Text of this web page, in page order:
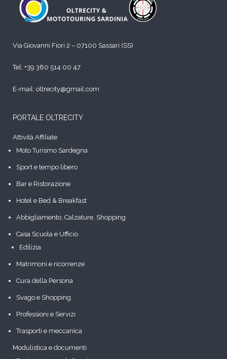
Via Giovanni Fiori 2 – 07100 Sassari (SS)
Tel: +39 380 514 00 47
E-mail: oltrecity@gmail.com
PORTALE OLTRECITY
Attività Affiliate
Moto Turismo Sardegna
Sport e tempo libero
Bar e Ristorazione
Hotel e Bed & Breakfast
Abbigliamento, Calzature, Shopping
Casa Scuola e Ufficio
Edilizia
Matrimoni e ricorrenze
Cura della Persona
Svago e Shopping
Professioni e Servizi
Trasporti e meccanica
Modulistica e documenti